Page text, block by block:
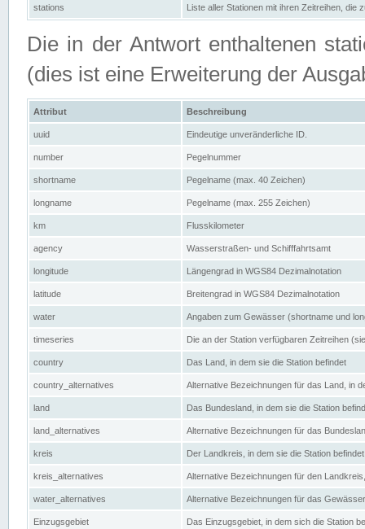
stations Liste aller Stationen mit ihren Zeitreihen, die
Die in der Antwort enthaltenen
(dies ist eine Erweiterung der
Attribut Beschreibung
uuid Eindeutige unveränderliche ID.
number Pegelnummer
shortname Pegelname (max. 40 Zeichen)
longname Pegelname (max. 255 Zeichen)
km Flusskilometer
agency Wasserstraßen- und Schifffahrtsamt
longitude Längengrad in WGS84 Dezimalnotation
latitude Breitengrad in WGS84 Dezimalnotation
water Angaben zum Gewässer (shortname und
timeseries Die an der Station verfügbaren Zeitreihen
country Das Land, in dem sie die Station befindet
country_alternatives Alternative Bezeichnungen für das Land, in
land Das Bundesland, in dem sie die Station
land_alternatives Alternative Bezeichnungen für das
kreis Der Landkreis, in dem sie die Station befindet
kreis_alternatives Alternative Bezeichnungen für den
water_alternatives Alternative Bezeichnungen für das
Einzugsgebiet Das Einzugsgebiet, in dem sich die Station